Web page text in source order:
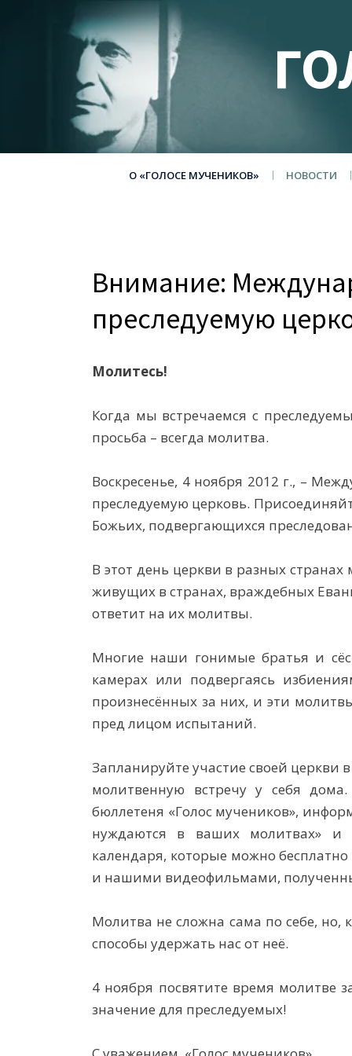
О «ГОЛОСЕ МУЧЕНИКОВ» НОВОСТИ
Внимание:
преследуемую
Молитесь!
Когда мы встречаемся с
просьба – всегда молитва.
Воскресенье, 4 ноября 2012 г., –
преследуемую церковь.
Божьих, подвергающихся
В этот день церкви в разных странах
живущих в странах, враждебных
ответит на их молитвы.
Многие наши гонимые братья и
камерах или подвергаясь
произнесённых за них, и эти
пред лицом испытаний.
Запланируйте участие своей
молитвенную встречу у себя дома.
бюллетеня «Голос мучеников»,
нуждаются в ваших молитвах» и
календаря, которые можно
и нашими видеофильмами,
Молитва не сложна сама по себе, но,
способы удержать нас от неё.
4 ноября посвятите время молитве
значение для преследуемых!